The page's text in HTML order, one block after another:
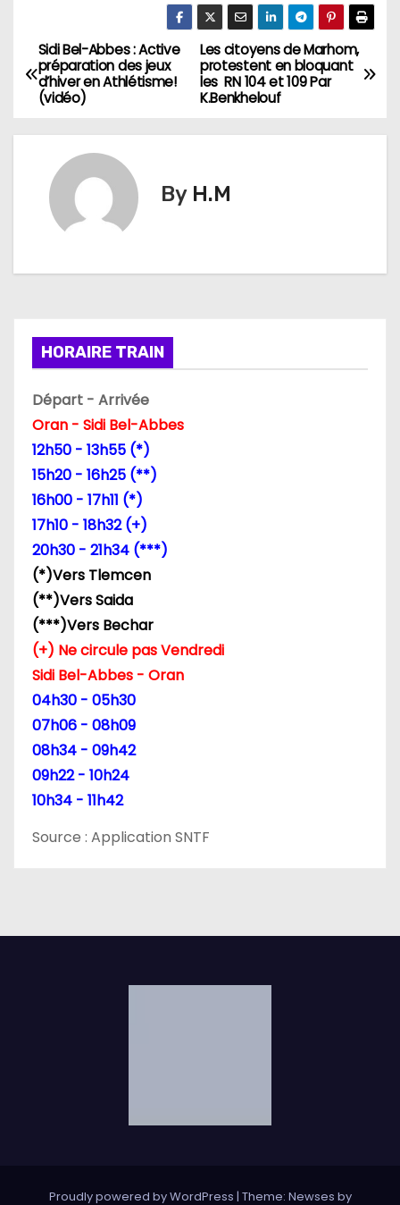
N
a
v
t
o
n
d
e
a
r
t
c
e
Les citoyens de Marhom,
protestent en bloquant
les RN 104 et 109 Par
K.Benkhelouf
Sidi Bel-Abbes : Active
préparation des jeux
d’hiver en Athlétisme!
(vidéo)
By H.M
HORAIRE TRAIN
Départ - Arrivée
Oran - Sidi Bel-Abbes
12h50 - 13h55 (*)
15h20 - 16h25 (**)
16h00 - 17h11 (*)
17h10 - 18h32 (+)
20h30 - 21h34 (***)
(*)Vers Tlemcen
(**)Vers Saida
(***)Vers Bechar
(+) Ne circule pas Vendredi
Sidi Bel-Abbes - Oran
04h30 - 05h30
07h06 - 08h09
08h34 - 09h42
09h22 - 10h24
10h34 - 11h42
Source : Application SNTF
Proudly powered by WordPress | Theme: Newses by